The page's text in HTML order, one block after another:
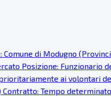
di Modugno
Posizione: Funzionario
ai volontari
Tempo